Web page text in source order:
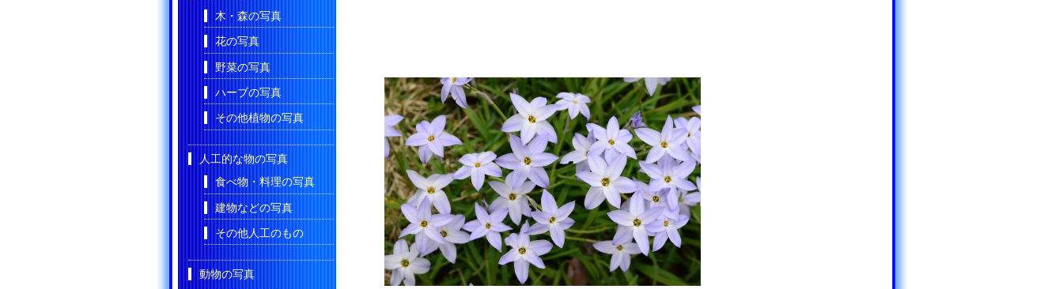
木・森の写真
花の写真
野菜の写真
ハーブの写真
その他植物の写真
人工的な物の写真
食べ物・料理の写真
建物などの写真
その他人工のもの
動物の写真